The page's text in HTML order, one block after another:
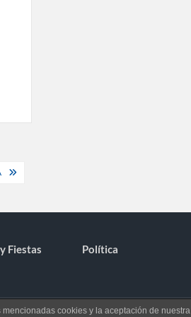
Fiestas Política
cookies y la aceptación de nuestra